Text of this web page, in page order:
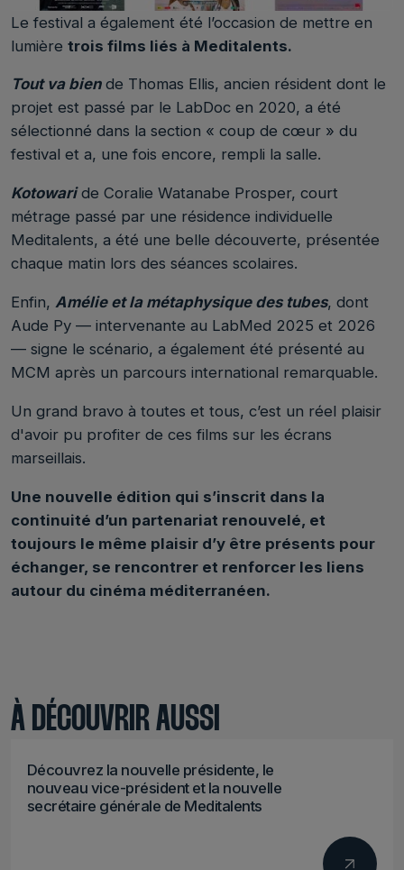
Le festival a également été l’occasion de mettre en
lumière trois films liés à Meditalents.
Tout va biende Thomas Ellis, ancien résident dont le
projet est passé par le LabDoc en 2020, a été
sélectionné dans la section « coup de cœur » du
festival et a, une fois encore, rempli la salle.
Kotowaride Coralie Watanabe Prosper, court
métrage passé par une résidence individuelle
Meditalents, a été une belle découverte, présentée
chaque matin lors des séances scolaires.
Enfin, Amélie et la métaphysique des tubes, dont
Aude Py — intervenante au LabMed 2025 et 2026
— signe le scénario, a également été présenté au
MCM après un parcours international remarquable.
Un grand bravo à toutes et tous, c’est un réel plaisir
d'avoir pu profiter de ces films sur les écrans
marseillais.
Une nouvelle édition qui s’inscrit dans la
continuité d’un partenariat renouvelé, et
toujours le même plaisir d’y être présents pour
échanger, se rencontrer et renforcer les liens
autour du cinéma méditerranéen.
À DÉCOUVRIR AUSSI
Découvrez la nouvelle présidente, le
nouveau vice-président et la nouvelle
secrétaire générale de Meditalents